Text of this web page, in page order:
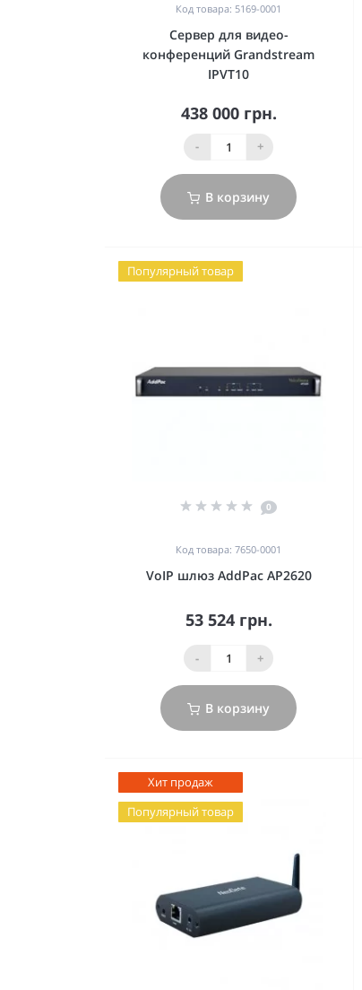
Код товара: 5169-0001
Сервер для видео-
конференций Grandstream
IPVT10
438 000 грн.
- +
В корзину
Популярный товар
0
Код товара: 7650-0001
VoIP шлюз AddPac AP2620
53 524 грн.
- +
В корзину
Хит продаж
Популярный товар